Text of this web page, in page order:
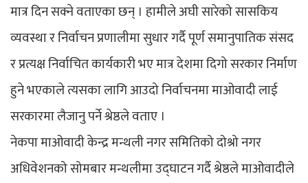
मात्र दिन सक्ने वताएका छन् । हामीले अघी सारेको सासकिय
व्यवस्था र निर्वाचन प्रणालीमा सुधार गर्दै पूर्ण समानुपातिक संसद
र प्रत्यक्ष निर्वाचित कार्यकारी भए मात्र देशमा दिगो सरकार निर्माण
हुने भएकाले त्यसका लागि आउदो निर्वाचनमा माओवादी लाई
सरकारमा लैजानु पर्ने श्रेष्ठले वताए ।
नेकपा माओवादी केन्द्र मन्थली नगर समितिको दोश्रो नगर
अधिवेशनको सोमबार मन्थलीमा उद्घाटन गर्दै श्रेष्ठले माओवादीले